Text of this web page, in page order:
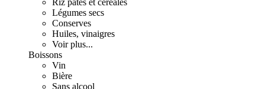
Riz pâtes et céréales
Légumes secs
Conserves
Huiles, vinaigres
Voir plus...
Boissons
Vin
Bière
Sans alcool